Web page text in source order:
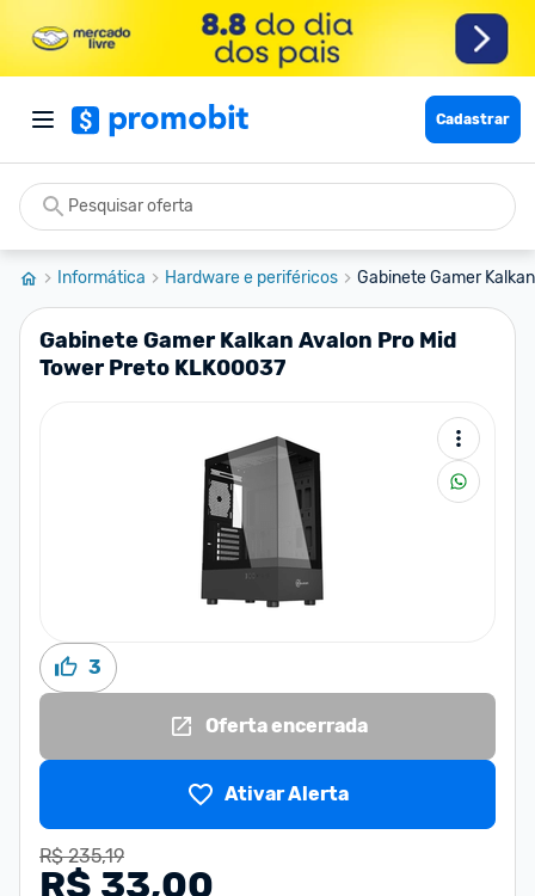
Cadastrar
Informática Hardware e periféricos Gabinete Gamer
Gabinete Gamer Kalkan Avalon Pro Mid
Tower Preto KLK00037
3
Oferta encerrada
Ativar Alerta
R$ 235,19
R$ 33,00